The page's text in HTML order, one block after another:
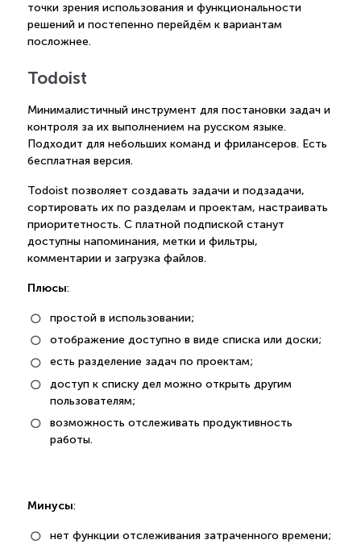
точки зрения использования и функциональности
решений и постепенно перейдём к вариантам
посложнее.
Todoist
Минималистичный инструмент для постановки задач и
контроля за их выполнением на русском языке.
Подходит для небольших команд и фрилансеров. Есть
бесплатная версия.
Todoist позволяет создавать задачи и подзадачи,
сортировать их по разделам и проектам, настраивать
приоритетность. С платной подпиской станут
доступны напоминания, метки и фильтры,
комментарии и загрузка файлов.
Плюсы:
простой в использовании;
отображение доступно в виде списка или доски;
есть разделение задач по проектам;
доступ к списку дел можно открыть другим
пользователям;
возможность отслеживать продуктивность
работы.
Минусы:
нет функции отслеживания затраченного времени;